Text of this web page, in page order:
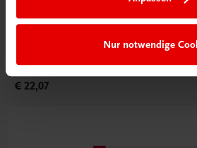
Nur notwendige
Küche: Ernährung und
Fachkunde – Betriebsorganisation –
TRAUNER-DigiBox
€ 22,07